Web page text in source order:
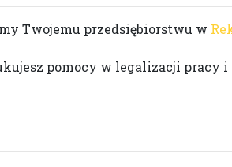
Twojemu przedsiębiorstwu w
pomocy w legalizacji pracy i